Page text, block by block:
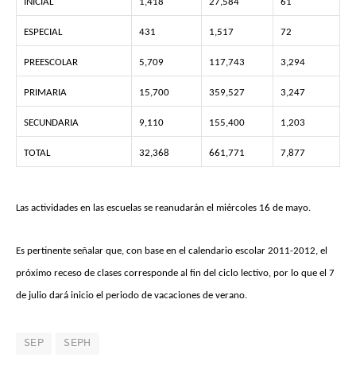
ESPECIAL 431 1,517 72
PREESCOLAR 5,709 117,743 3,294
PRIMARIA 15,700 359,527 3,247
SECUNDARIA 9,110 155,400 1,203
TOTAL 32,368 661,771 7,877
Las actividades en las escuelas se reanudarán el miércoles 16 de mayo.
Es pertinente señalar que, con base en el calendario escolar 2011-2012, el
próximo receso de clases corresponde al fin del ciclo lectivo, por lo que el 7
de julio dará inicio el periodo de vacaciones de verano.
SEP SEPH